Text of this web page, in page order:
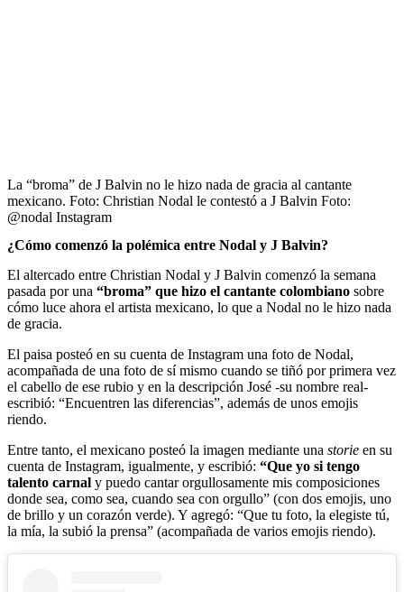
La “broma” de J Balvin no le hizo nada de gracia al cantante
mexicano. Foto: Christian Nodal le contestó a J Balvin Foto:
@nodal Instagram
¿Cómo comenzó la polémica entre Nodal y J Balvin?
El altercado entre Christian Nodal y J Balvin comenzó la semana
pasada por una “broma” que hizo el cantante colombiano sobre
cómo luce ahora el artista mexicano, lo que a Nodal no le hizo nada
de gracia.
El paisa posteó en su cuenta de Instagram una foto de Nodal,
acompañada de una foto de sí mismo cuando se tiñó por primera vez
el cabello de ese rubio y en la descripción José -su nombre real-
escribió: “Encuentren las diferencias”, además de unos emojis
riendo.
Entre tanto, el mexicano posteó la imagen mediante una storie en su
cuenta de Instagram, igualmente, y escribió: “Que yo si tengo
talento carnal y puedo cantar orgullosamente mis composiciones
donde sea, como sea, cuando sea con orgullo” (con dos emojis, uno
de brillo y un corazón verde). Y agregó: “Que tu foto, la elegiste tú,
la mía, la subió la prensa” (acompañada de varios emojis riendo).